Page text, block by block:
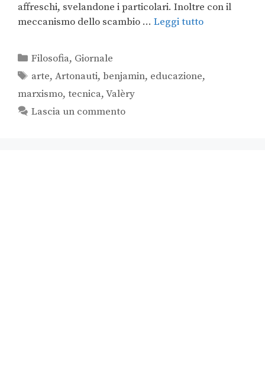
affreschi, svelandone i particolari. Inoltre con il
meccanismo dello scambio … Leggi tutto
Filosofia, Giornale
arte,Artonauti,benjamin, educazione,
marxismo, tecnica,Valèry
Lascia un commento